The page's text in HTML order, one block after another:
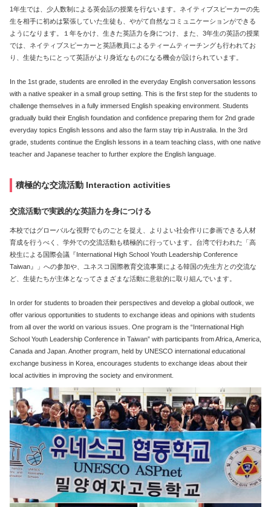
1年生では、少人数制による英会話の授業を行ないます。ネイティブスピーカーの先
生を相手に初めは緊張していた生徒も、やがて自然なコミュニケーションができる
ようになります。１年をかけ、生きた英語力を身につけ、また、3年生の英語の授業
では、ネイティブスピーカーと英語教員によるティームティーチングも行われてお
り、生徒たちにとって英語がより身近なものになる機会が設けられています。
In the 1st grade, students are enrolled in the everyday English conversation lessons
with a native speaker in a small group setting. This is the first step for the students to
challenge themselves in a fully immersed English speaking environment. Students
gradually build their English foundation and confidence preparing them for 2nd grade
everyday topics English lessons and also the farm stay trip in Australia. In the 3rd
grade, students continue the English lessons in a team teaching class, with one native
teacher and Japanese teacher to further explore the English language.
積極的な交流活動 Interaction activities
交流活動で実践的な英語力を身につける
本校ではグローバルな視野でものごとを捉え、よりよい社会作りに参画できる人材
育成を行うべく、学外での交流活動も積極的に行っています。台湾で行われた「高
校生による国際会議『International High School Youth Leadership Conference
Taiwan』」への参加や、ユネスコ国際教育交流事業による韓国の先生方との交流な
ど、生徒たちが主体となってさまざまな活動に意欲的に取り組んでいます。
In order for students to broaden their perspectives and develop a global outlook, we
offer various opportunities to students to exchange ideas and opinions with students
from all over the world on various issues. One program is the “International High
School Youth Leadership Conference in Taiwan” with participants from Africa, America,
Canada and Japan. Another program, held by UNESCO international educational
exchange business in Korea, encourages students to exchange ideas about their
local activities in improving the society and environment.